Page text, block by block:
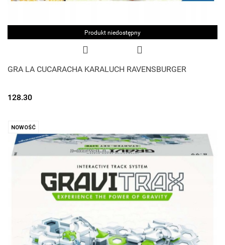
Produkt niedostępny
GRA LA CUCARACHA KARALUCH RAVENSBURGER
128.30
NOWOŚĆ